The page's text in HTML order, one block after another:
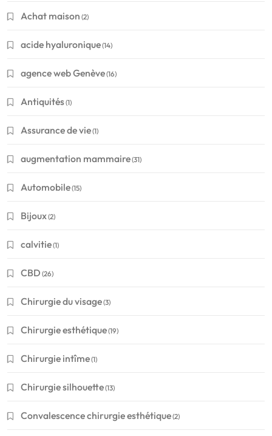
Achat maison (2)
acide hyaluronique(14)
agence web Genève(16)
Antiquités(1)
Assurance de vie(1)
augmentation mammaire(31)
Automobile(15)
Bijoux(2)
calvitie(1)
CBD (26)
Chirurgie du visage(3)
Chirurgie esthétique(19)
Chirurgie intîme(1)
Chirurgie silhouette(13)
Convalescence chirurgie esthétique(2)